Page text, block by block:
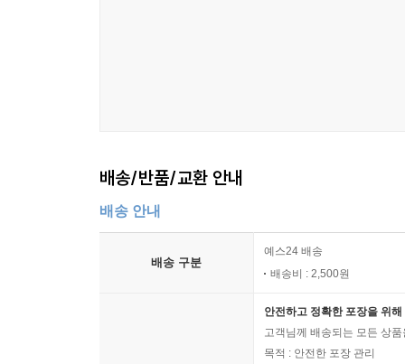
배송/반품/교환 안내
배송 안내
배송 구분
예스24 배송
배송비 : 2,500원
안전하고 정확한 포장을 위
고객님께 배송되는 모든 상
목적 : 안전한 포장 관리